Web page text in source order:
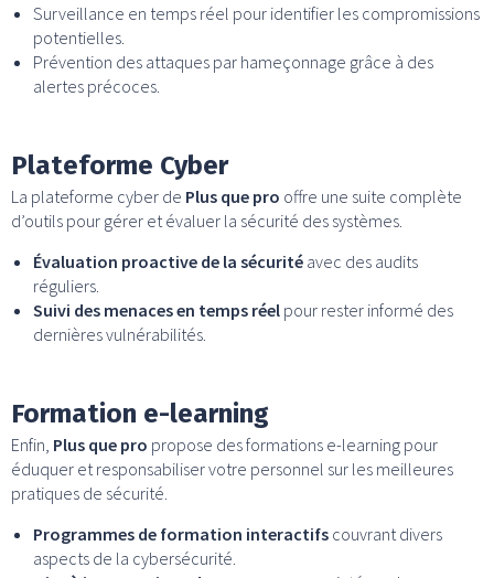
Surveillance en temps réel pour identifier les compromissions
potentielles.
Prévention des attaques par hameçonnage grâce à des
alertes précoces.
Plateforme Cyber
La plateforme cyber de Plus que pro offre une suite complète
d’outils pour gérer et évaluer la sécurité des systèmes.
Évaluation proactive de la sécurité avec des audits
réguliers.
Suivi des menaces en temps réel pour rester informé des
dernières vulnérabilités.
Formation e-learning
Enfin, Plus que pro propose des formations e-learning pour
éduquer et responsabiliser votre personnel sur les meilleures
pratiques de sécurité.
Programmes de formation interactifs couvrant divers
aspects de la cybersécurité.